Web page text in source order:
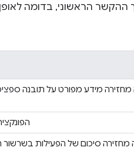
הראשוני, בדומה
מחזירה מידע מפורט על תובנה
מחזירה סיכום של הפעילות בשרשור